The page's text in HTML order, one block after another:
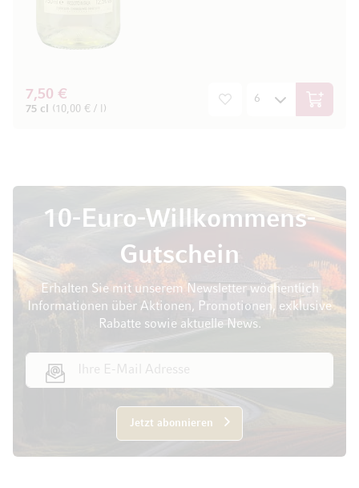
7,50 €
75 cl (10,00 € / l) In den
10-Euro-Willkommens-
Gutschein
Erhalten Sie mit unserem Newsletter wöchentlich
Informationen über Aktionen, Promotionen, exklusive
Rabatte sowie aktuelle News.
Jetzt abonnieren